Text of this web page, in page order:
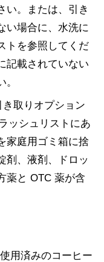
い。または、引き
い場合に、水洗に
トを参照してくだ
記載されていない
き取りオプション
ッシュリストにあ
家庭用ゴミ箱に捨
剤、液剤、ドロッ
薬と OTC 薬が含
用済みのコーヒー